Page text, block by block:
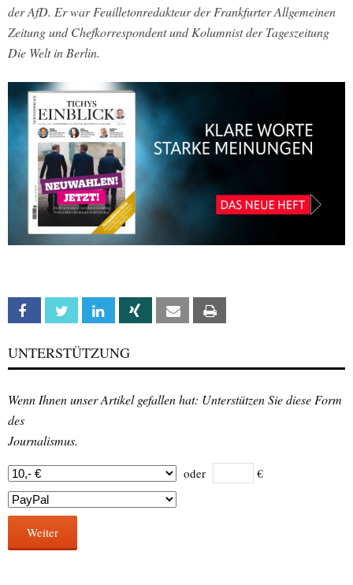
der AfD. Er war Feuilletonredakteur der Frankfurter Allgemeinen
Zeitung und Chefkorrespondent und Kolumnist der Tageszeitung
Die Welt in Berlin.
Facebook Twitter Linkedin Xing Email
UNTERSTÜTZUNG
Wenn Ihnen unser Artikel gefallen hat: Unterstützen Sie diese Form
des
Journalismus.
oder €
Weiter